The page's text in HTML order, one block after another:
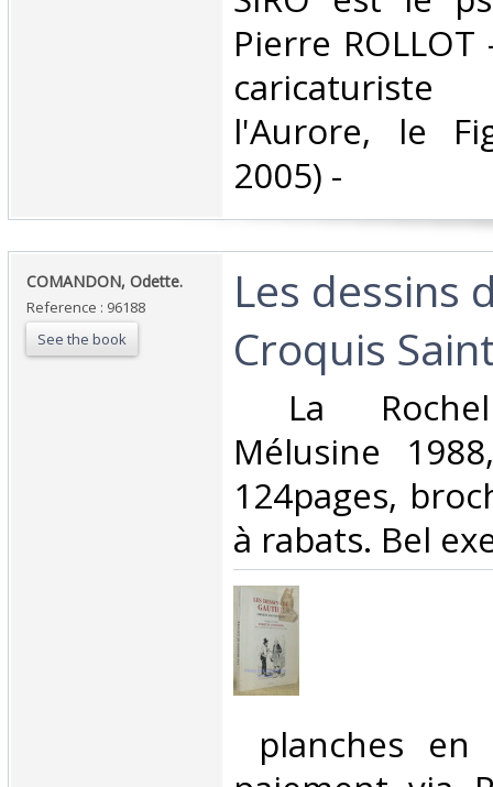
Pierre
l'Aurore, le
2005) - ‎
‎COMANDON, Odette.‎
Reference : 96188
See the book
‎Les dessins
Croquis
La
Mélusine
124pages,
à rabats. Bel
planches